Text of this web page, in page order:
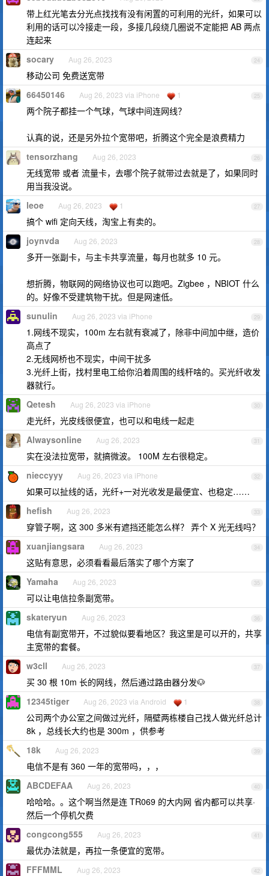
带上红光笔去分光点找找有没有闲置的可利用的光纤，如果可以
利用的话可以冷接走一段，多接几段绕几圈说不定能把 AB 两点
连起来
24
socary Aug 26, 2023
移动公司 免费送宽带
25
66450146 Aug 26, 2023 via iPhone 1
两个院子都挂一个气球，气球中间连网线？
认真的说，还是另外拉个宽带吧，折腾这个完全是浪费精力
26
tensorzhang Aug 26, 2023
无线宽带 或者 流量卡，去哪个院子就带过去就是了，如果同时
用当我没说。
27
leoe Aug 26, 2023 1
搞个 wifi 定向天线，淘宝上有卖的。
28
joynvda Aug 26, 2023
多开一张副卡，与主卡共享流量，每月也就多 10 元。
想折腾，物联网的网络协议也可以跑吧。Zigbee ，NBIOT 什么
的。好像不受建筑物干扰。但是网速低。
29
sunulin Aug 26, 2023 via iPhone
1.网线不现实，100m 左右就有衰减了，除非中间加中继，造价
高点了
2.无线网桥也不现实，中间干扰多
3.光纤上街，找村里电工给你沿着周围的线杆啥的。买光纤收发
器就行。
30
Qetesh Aug 26, 2023 via iPhone
走光纤，光皮线很便宜，也可以和电线一起走
31
Alwaysonline Aug 26, 2023
实在没法拉宽带，就搞微波。 100M 左右很稳定。
32
nieccyyy Aug 26, 2023 via iPhone
如果可以扯线的话，光纤+一对光收发是最便宜、也稳定……
33
hefish Aug 26, 2023
穿管子啊，这 300 多米有遮挡还能怎么样？ 弄个 X 光无线吗？
34
xuanjiangsara Aug 26, 2023
这贴有意思，必须看看最后落实了哪个方案了
35
Yamaha Aug 26, 2023
可以让电信拉条副宽带。
36
skateryun Aug 26, 2023
电信有副宽带开，不过貌似要看地区？我这里是可以开的，共享
主宽带的套餐。
37
w3cll Aug 26, 2023
买 30 根 10m 长的网线，然后通过路由器分发🐶
38
12345tiger Aug 26, 2023 via Android 1
公司两个办公室之间做过光纤，隔壁两栋楼自己找人做光纤总计
8k ，总线长大约也是 300m ，供参考
39
18k Aug 26, 2023
电信不是有 360 一年的宽带吗，，，
40
ABCDEFAA Aug 26, 2023
哈哈哈。。这个啊当然是连 TR069 的大内网 省内都可以共享·
然后一个停机欠费
41
congcong555 Aug 26, 2023
最优办法就是，再拉一条便宜的宽带。
42
FFFMML Aug 26, 2023